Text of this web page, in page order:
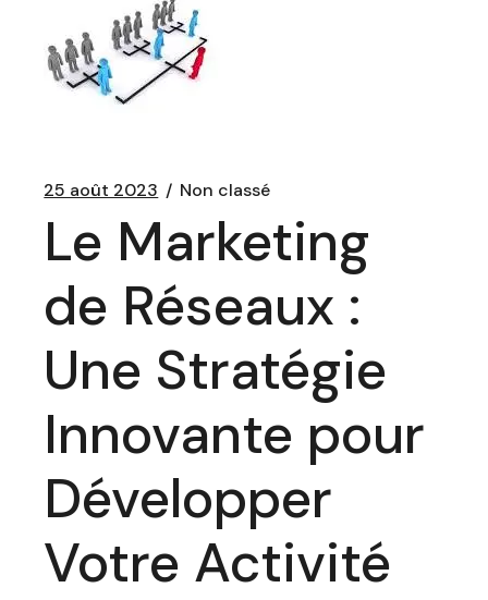
25 août 2023 Non classé
Le Marketing
de Réseaux :
Une Stratégie
Innovante pour
Développer
Votre Activité